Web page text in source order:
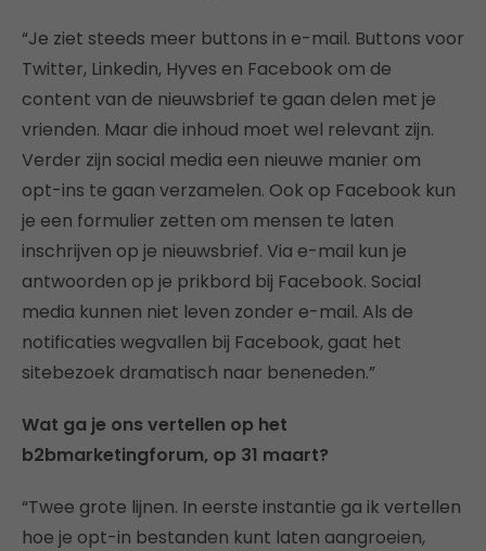
“Je ziet steeds meer buttons in e-mail. Buttons voor
Twitter, Linkedin, Hyves en Facebook om de
content van de nieuwsbrief te gaan delen met je
vrienden. Maar die inhoud moet wel relevant zijn.
Verder zijn social media een nieuwe manier om
opt-ins te gaan verzamelen. Ook op Facebook kun
je een formulier zetten om mensen te laten
inschrijven op je nieuwsbrief. Via e-mail kun je
antwoorden op je prikbord bij Facebook. Social
media kunnen niet leven zonder e-mail. Als de
notificaties wegvallen bij Facebook, gaat het
sitebezoek dramatisch naar beneneden.”
Wat ga je ons vertellen op het
b2bmarketingforum, op 31 maart?
“Twee grote lijnen. In eerste instantie ga ik vertellen
hoe je opt-in bestanden kunt laten aangroeien,